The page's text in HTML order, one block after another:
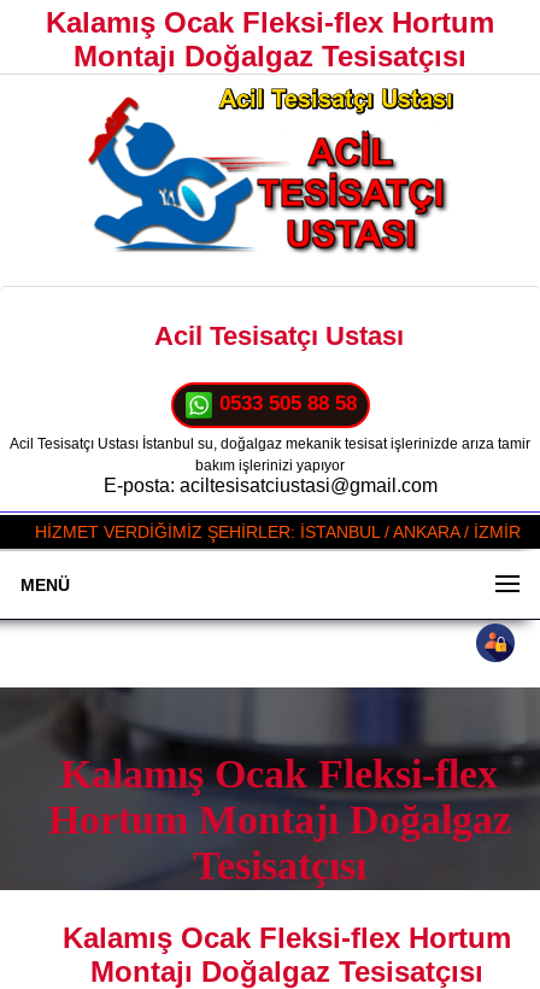
Kalamış Ocak Fleksi-flex Hortum
Montajı Doğalgaz Tesisatçısı
Acil Tesisatçı Ustası
0533 505 88 58
Acil Tesisatçı Ustası İstanbul su, doğalgaz mekanik tesisat işlerinizde arıza tamir
bakım işlerinizi yapıyor
E-posta: aciltesisatciustasi@gmail.com
HİZMET VERDİĞİMİZ ŞEHİRLER: İSTANBUL / ANKARA / İZMİR
MENÜ
Kalamış Ocak Fleksi-flex
Hortum Montajı Doğalgaz
Tesisatçısı
0533 505 88 58
Kalamış Ocak Fleksi-flex Hortum
Montajı Doğalgaz Tesisatçısı